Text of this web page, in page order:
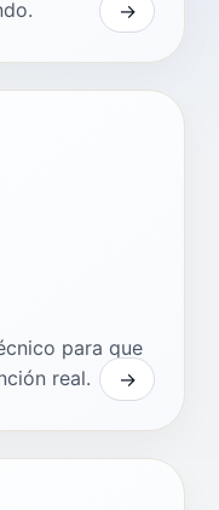
para que
real.